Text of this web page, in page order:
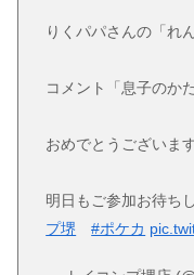
りくパパさんの「れ
コメント「息子のか
おめでとうございま
明日もご参加お待ち
プ堺
#ポケカ